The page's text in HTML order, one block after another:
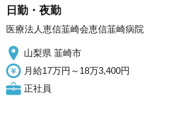
日勤・夜勤
医療法人恵信韮崎会恵信韮崎病院
山梨県 韮崎市
月給17万円～18万3,400円
正社員